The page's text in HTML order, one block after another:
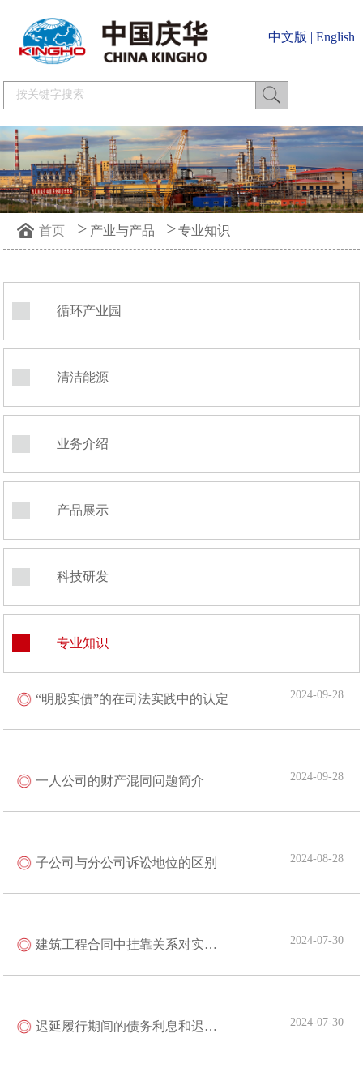
中文版 | English
首页 > 产业与产品 > 专业知识
循环产业园
清洁能源
业务介绍
产品展示
科技研发
专业知识
“明股实债”的在司法实践中的认定 2024-09-28
一人公司的财产混同问题简介 2024-09-28
子公司与分公司诉讼地位的区别 2024-08-28
建筑工程合同中挂靠关系对实际施工人权利的影响 2024-07-30
迟延履行期间的债务利息和迟延履行金的区别 2024-07-30